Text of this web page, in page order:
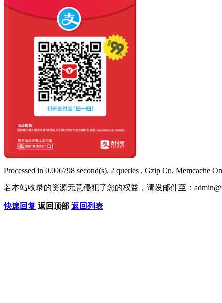
Processed in 0.006798 second(s), 2 queries , Gzip On, Memcache
若本站收录的资源无意侵犯了您的权益，请发邮件至：
快速回复 返回顶部 返回列表